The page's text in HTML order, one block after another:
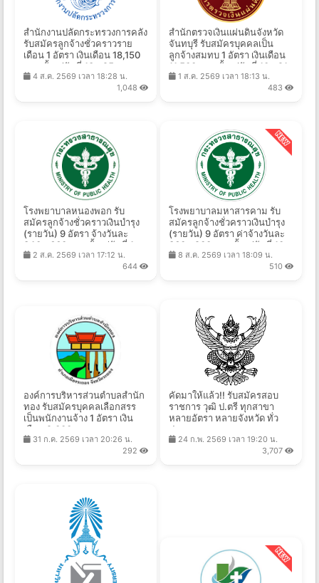
สำนักงานปลัดกระทรวงการคลัง
รับสมัครลูกจ้างชั่วคราวราย
เดือน 1 อัตรา เงินเดือน 18,150
บาท ตั้งแต่วันที่ 13 - 25 ส.ค.
2569
4 ส.ค. 2569 เวลา 18:28 น.
1,048
สํานักตรวจเงินแผ่นดินจังหวัด
จันทบุรี รับสมัครบุคคลเป็น
ลูกจ้างสมทบ 1 อัตรา เงินเดือน
11,500 บาท ตั้งแต่วันที่ 10 - 21
ส.ค. 2569
1 ส.ค. 2569 เวลา 18:13 น.
483
โรงพยาบาลหนองพอก รับ
สมัครลูกจ้างชั่วคราวเงินบำรุง
(รายวัน) 9 อัตรา จ้างวันละ
340 - 660 บาท ตั้งแต่วันที่ 1-
17 ส.ค. 2569
2 ส.ค. 2569 เวลา 17:12 น.
644
โรงพยาบาลมหาสารคาม รับ
สมัครลูกจ้างชั่วคราวเงินบำรุง
(รายวัน) 9 อัตรา ค่าจ้างวันละ
360 - 900 บาท ตั้งแต่วันที่ 10 -
17 ส.ค. 2569
8 ส.ค. 2569 เวลา 18:09 น.
510
องค์การบริหารส่วนตําบลสํานัก
ทอง รับสมัครบุคคลเลือกสรร
เป็นพนักงานจ้าง 1 อัตรา เงิน
เดือน 9,000 -
18,150 บาท ตั้งแต่วันที่ 10 - 18
31 ก.ค. 2569 เวลา 20:26 น.
292
คัดมาให้แล้ว!! รับสมัครสอบ
ราชการ วุฒิ ป.ตรี ทุกสาขา
หลายอัตรา หลายจังหวัด ทั่ว
ประเทศ
24 ก.พ. 2569 เวลา 19:20 น.
3,707